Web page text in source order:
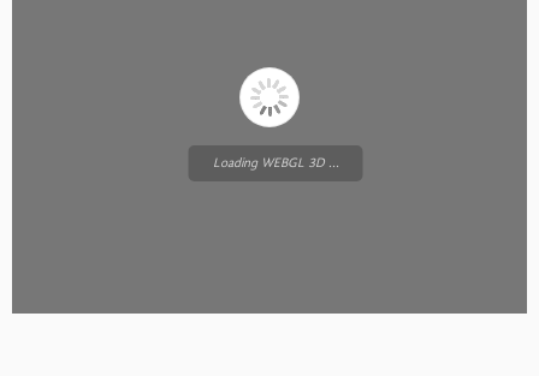
Loading WEBGL 3D ...